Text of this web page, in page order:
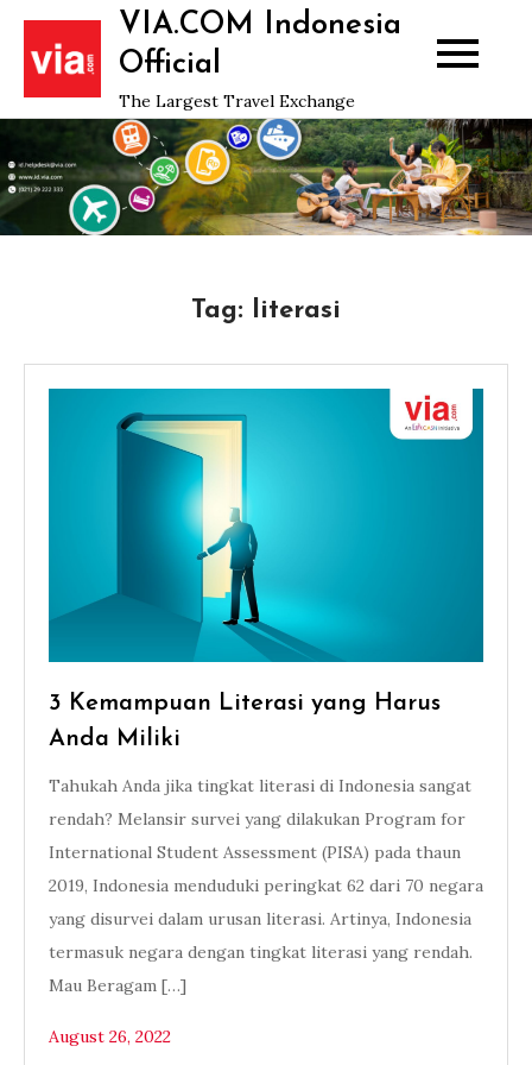
Skip
content
VIA.COM Indonesia
Official
The Largest Travel Exchange
Tag: literasi
3 Kemampuan Literasi yang Harus
Anda Miliki
Tahukah Anda jika tingkat literasi di Indonesia sangat
rendah? Melansir survei yang dilakukan Program for
International Student Assessment (PISA) pada thaun
2019, Indonesia menduduki peringkat 62 dari 70 negara
yang disurvei dalam urusan literasi. Artinya, Indonesia
termasuk negara dengan tingkat literasi yang rendah.
Mau Beragam […]
August 26, 2022